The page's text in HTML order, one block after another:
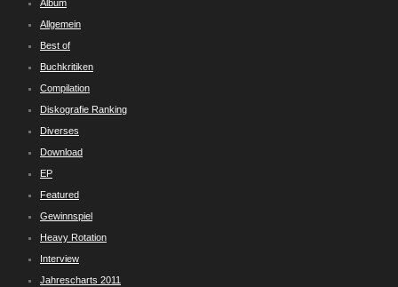
Album
Allgemein
Best of
Buchkritiken
Compilation
Diskografie Ranking
Diverses
Download
EP
Featured
Gewinnspiel
Heavy Rotation
Interview
Jahrescharts 2011